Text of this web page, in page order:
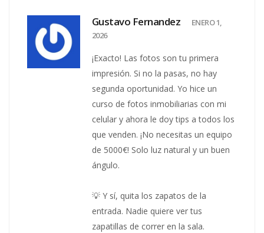
Gustavo Fernandez
ENERO 1,
2026
¡Exacto! Las fotos son tu primera
impresión. Si no la pasas, no hay
segunda oportunidad. Yo hice un
curso de fotos inmobiliarias con mi
celular y ahora le doy tips a todos los
que venden. ¡No necesitas un equipo
de 5000€! Solo luz natural y un buen
ángulo.
💡 Y sí, quita los zapatos de la
entrada. Nadie quiere ver tus
zapatillas de correr en la sala.